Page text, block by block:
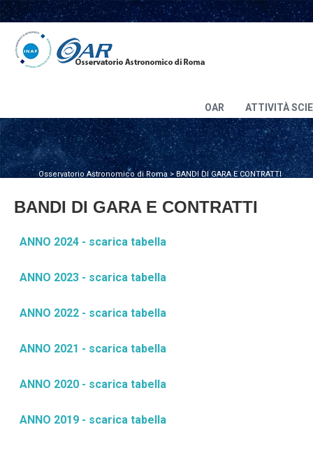
OAR ATTIVITÀ
Osservatorio Astronomico di Roma>BANDI DI GARA E CONTRATTI
BANDI DI GARA E CONTRATTI
ANNO 2024 - scarica tabella
ANNO 2023 - scarica tabella
ANNO 2022 - scarica tabella
ANNO 2021 - scarica tabella
ANNO 2020 - scarica tabella
ANNO 2019 - scarica tabella